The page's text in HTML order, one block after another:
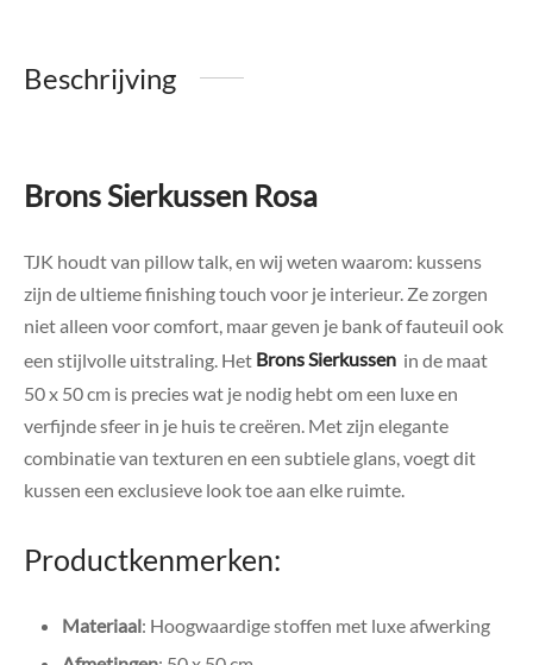
Beschrijving
Brons Sierkussen Rosa
TJK houdt van pillow talk, en wij weten waarom: kussens
zijn de ultieme finishing touch voor je interieur. Ze zorgen
niet alleen voor comfort, maar geven je bank of fauteuil ook
een stijlvolle uitstraling. Het Brons Sierkussen in de maat
50 x 50 cm is precies wat je nodig hebt om een luxe en
verfijnde sfeer in je huis te creëren. Met zijn elegante
combinatie van texturen en een subtiele glans, voegt dit
kussen een exclusieve look toe aan elke ruimte.
Productkenmerken:
Materiaal: Hoogwaardige stoffen met luxe afwerking